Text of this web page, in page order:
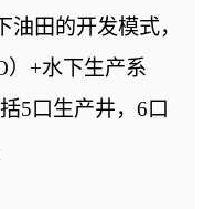
田的开发模式，
）+水下生产系
5口生产井，6口